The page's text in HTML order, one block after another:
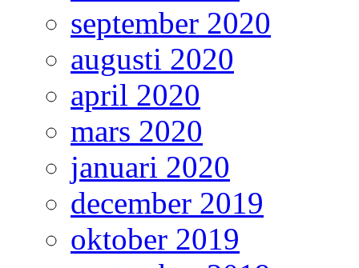
september 2020
augusti 2020
april 2020
mars 2020
januari 2020
december 2019
oktober 2019